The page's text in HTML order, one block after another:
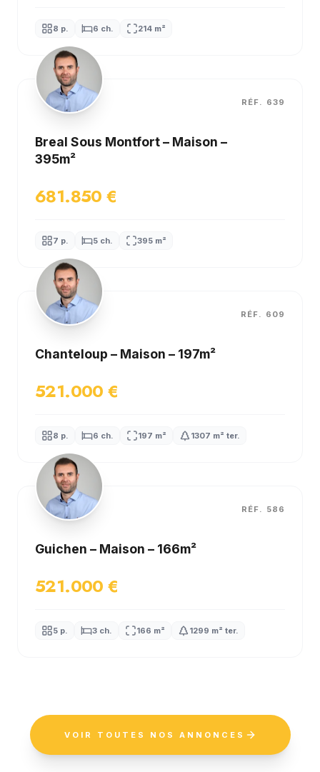
8 p. 6 ch. 214 m²
RÉF. 639
Breal Sous Montfort – Maison –
395m²
681.850 €
7 p. 5 ch. 395 m²
EXCLUSIVITÉ RÉF. 609
Chanteloup – Maison – 197m²
521.000 €
8 p. 6 ch. 197 m² 1307 m² ter.
SOUS OFFRE RÉF. 586
Guichen – Maison – 166m²
521.000 €
5 p. 3 ch. 166 m² 1299 m² ter.
VOIR TOUTES NOS ANNONCES